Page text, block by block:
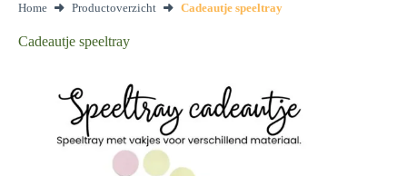
Home Productoverzicht Cadeautje speeltray
Cadeautje speeltray